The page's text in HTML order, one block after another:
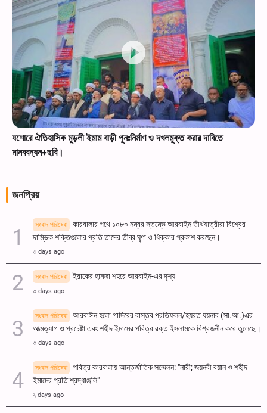
যশোরে ঐতিহাসিক মুড়লী ইমাম বাড়ী পুনঃনির্মাণ ও দখলমুক্ত করার দাবিতে
মানববন্ধন+ছবি।
জনপ্রিয়
সংবাদ পরিষেবা
কারবালার পথে ১০৮০ নম্বর স্তম্ভে আরবাইন তীর্থযাত্রীরা বিশ্বের
দাম্ভিক শক্তিগুলোর প্রতি তাদের তীব্র ঘৃণা ও ধিক্কার প্রকাশ করছেন।
৩ days ago
সংবাদ পরিষেবা ইরাকের হামজা শহরে আরবাইন-এর দৃশ্য
৩ days ago
সংবাদ পরিষেবা
আরবাঈন হলো গাদিরের বাস্তব প্রতিফলন/হযরত যয়নাব (সা.আ.)এর
আত্মত্যাগ ও প্রচেষ্টা এবং শহীদ ইমামের পবিত্র রক্ত ​​ইসলামকে বিশ্বজনীন করে তুলেছে।
৩ days ago
সংবাদ পরিষেবা
পবিত্র কারবালায় আন্তর্জাতিক সম্মেলন: "নারী; জয়নবী বয়ান ও শহীদ
ইমামের প্রতি শ্রদ্ধাঞ্জলি"
২ days ago